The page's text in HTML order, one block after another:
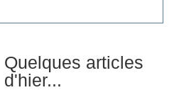
Quelques articles
d'hier...